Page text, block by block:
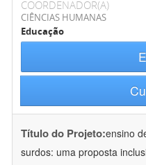
COORDENADOR(A)
CIÊNCIAS HUMANAS
Educação
Título do Projeto:ensino
surdos: uma proposta